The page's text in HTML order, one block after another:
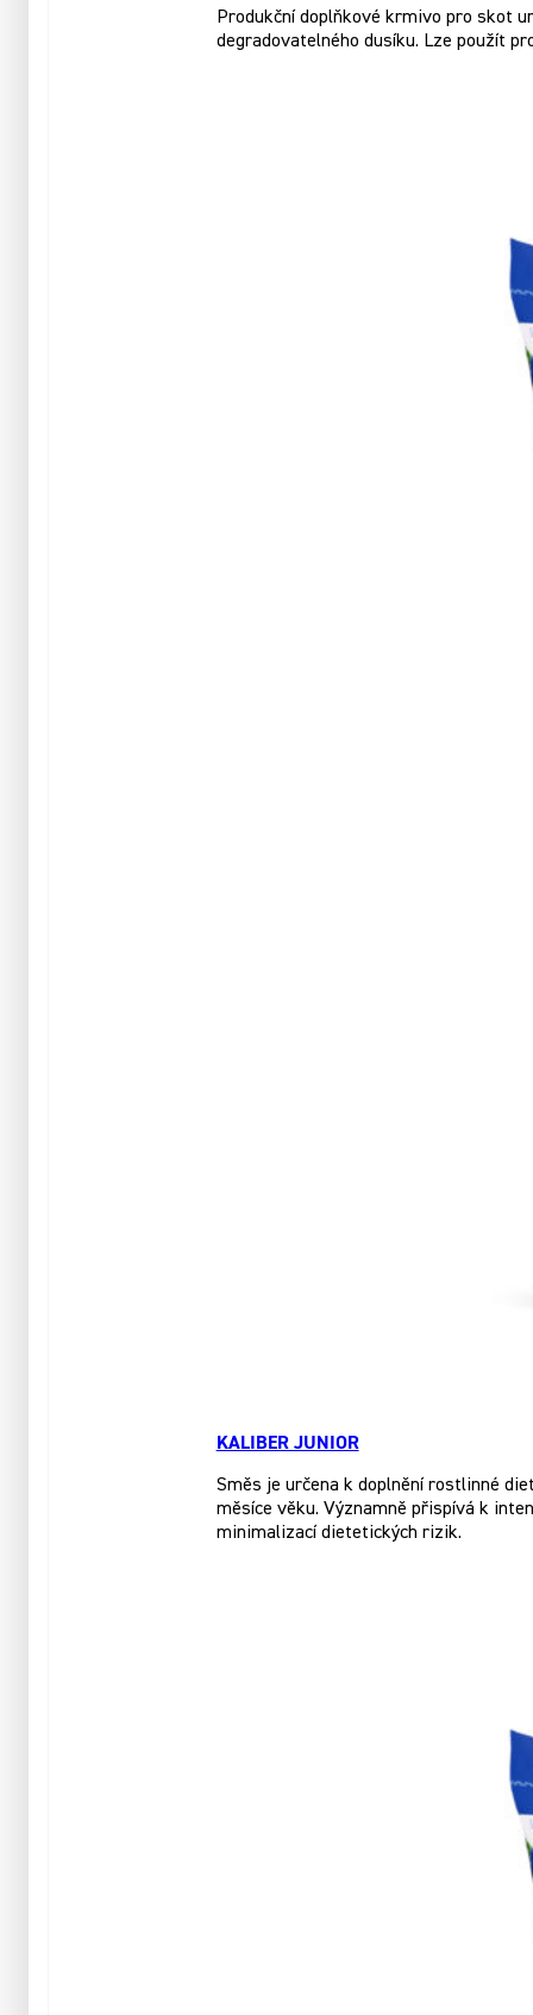
Produkční doplňkové krmivo pro skot
degradovatelného dusíku. Lze použít
KALIBER JUNIOR
Směs je určena k doplnění rostlinné
měsíce věku. Významně přispívá k
minimalizací dietetických rizik.